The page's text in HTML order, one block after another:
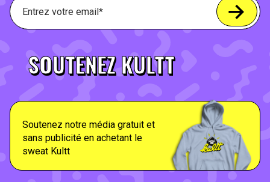
SOUTENEZ KULTT
Soutenez notre média gratuit et
sans publicité en achetant le
sweat Kultt